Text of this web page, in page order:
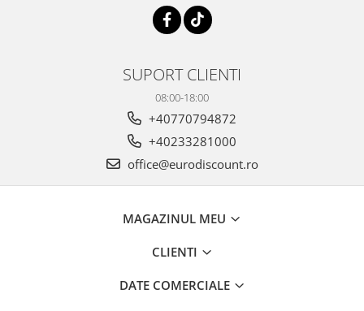
SUPORT CLIENTI
08:00-18:00
+40770794872
+40233281000
office@eurodiscount.ro
MAGAZINUL MEU
CLIENTI
DATE COMERCIALE